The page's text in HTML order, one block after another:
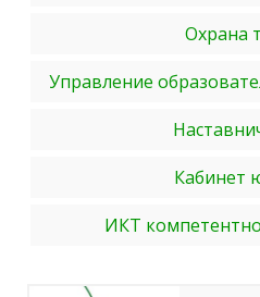
Охрана
Управление
Кабинет
ИКТ